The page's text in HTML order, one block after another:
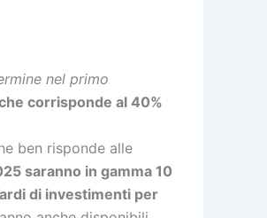
nel primo
corrisponde al 40%
ben risponde alle
saranno in gamma 10
di investimenti per